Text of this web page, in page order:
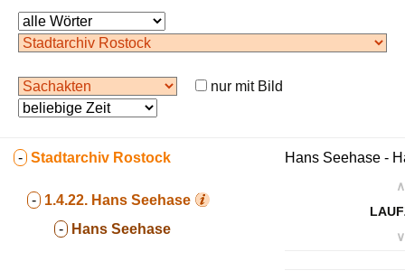
nur mit Bild
- Stadtarchiv Rostock
- 1.4.22. Hans Seehase
- Hans Seehase
Hans Seehase -
∧
∨